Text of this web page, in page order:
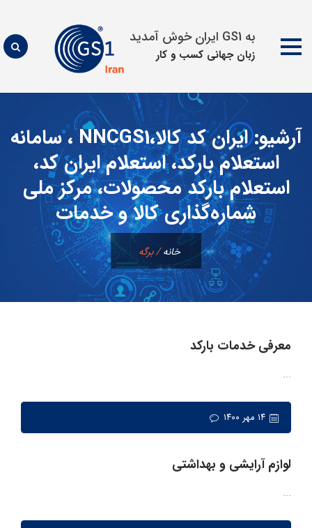
به GS1 ایران خوش آمدید
زبان جهانی كسب و كار
محتوا
آرشیو:
ایران کد کالا،NNCGS1 ، سامانه
استعلام بارکد، استعلام ایران کد،
استعلام بارکد محصولات، مرکز ملی
شماره‌گذاری کالا و خدمات
خانه/برگه
معرفی خدمات بارکد
...
۱۴ مهر ۱۴۰۰
لوازم آرایشی و بهداشتی
...